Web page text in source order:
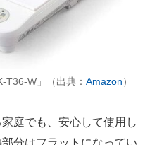
T36-W」（出典： Amazon）
庭でも、安心して使用し